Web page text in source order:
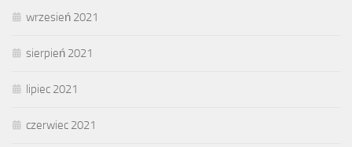
wrzesień 2021
sierpień 2021
lipiec 2021
czerwiec 2021